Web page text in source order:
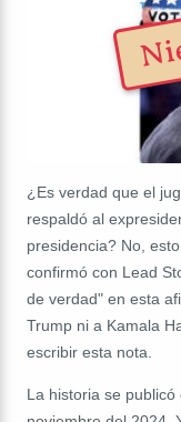
¿Es verdad que el
respaldó al
presidencia? No,
confirmó con Lead
de verdad" en esta
Trump ni a Kamala
escribir esta nota.
La historia se publicó